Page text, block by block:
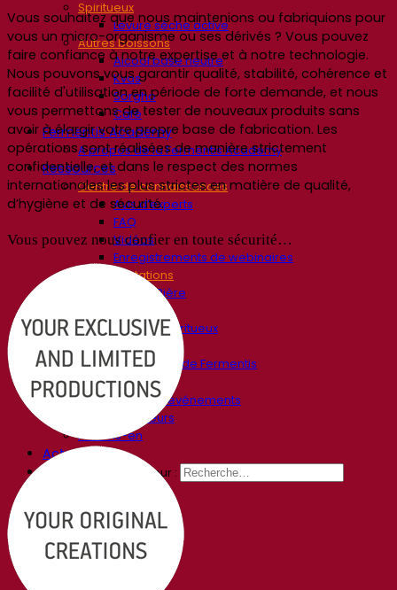
Spiritueux
Levure sèche active
Autres boissons
Alcool base neutre
Kvas
Sorgho
Café
Fermentis Academy
A propos de la Fermentis Academy
Ressources
Centre de connaissances
Avis d’experts
FAQ
Vidéos
Enregistrements de webinaires
Documentations
Pour la Bière
Pour le Vin
Pour les Spiritueux
App Fermentis
Application de Fermentis
Nous trouver
Calendrier des événements
Nos distributeurs
Parlons-en
Actualités
Recherche pour :
Contact
Vous souhaitez que nous maintenions ou fabriquions pour
vous un micro-organisme ou ses dérivés ? Vous pouvez
faire confiance à notre expertise et à notre technologie.
Nous pouvons vous garantir qualité, stabilité, cohérence et
facilité d'utilisation en période de forte demande, et nous
vous permettons de tester de nouveaux produits sans
avoir à élargir votre propre base de fabrication. Les
opérations sont réalisées de manière strictement
confidentielle, et dans le respect des normes
internationales les plus strictes en matière de qualité,
d’hygiène et de sécurité.
Vous pouvez nous confier en toute sécurité…